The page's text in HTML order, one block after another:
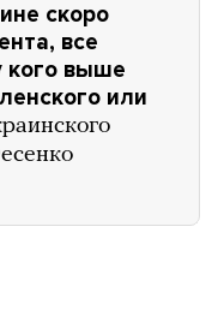
скоро
все
кого выше
или